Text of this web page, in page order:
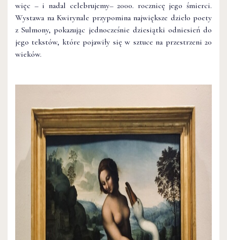
więc – i nadal celebrujemy– 2000. rocznicę jego śmierci.
Wystawa na Kwirynale przypomina największe dzieło poety
z Sulmony, pokazując jednocześnie dziesiątki odniesień do
jego tekstów, które pojawiły się w sztuce na przestrzeni 20
wieków.